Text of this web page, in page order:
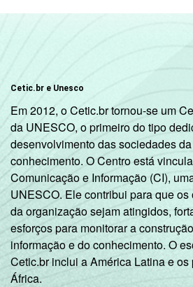
Cetic.br e Unesco
Em 2012, o Cetic.br tornou-se um
da UNESCO, o primeiro do tipo
desenvolvimento das sociedades
conhecimento. O Centro está
Comunicação e Informação (CI),
UNESCO. Ele contribui para que
da organização sejam atingidos,
esforços para monitorar a
informação e do conhecimento. O
Cetic.br inclui a América Latina e
África.